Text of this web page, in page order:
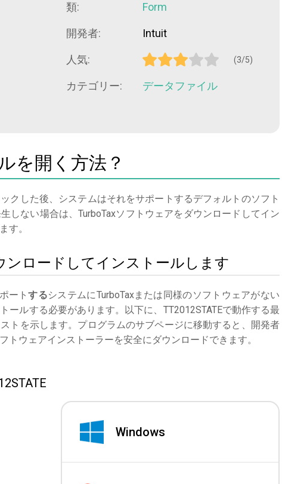
類:
Form
開発者: Intuit
人気: (3/5)
カテゴリー: データファイル
を開く方法？
クした後、システムはそれをサポートするデフォルトのソフト
しない場合は、TurboTaxソフトウェアをダウンロードしてイン
す。
ンロードしてインストールします
ートするシステムにTurboTaxまたは同様のソフトウェアがない
ールする必要があります。以下に、TT2012STATEで動作する最
トを示します。プログラムのサブページに移動すると、開発者
トウェアインストーラーを安全にダウンロードできます。
Windows